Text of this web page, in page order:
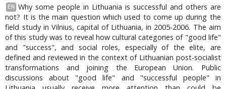
EN
Why some people in Lithuania is successful and others are
not? It is the main question which used to come up during the
field study in Vilnius, capital of Lithuania, in 2005-2006. The aim
of this study was to reveal how cultural categories of "good life"
and "success", and social roles, especially of the elite, are
defined and reviewed in the context of Lithuanian post-socialist
transformations and joining the European Union. Public
discussions about "good life" and "successful people" in